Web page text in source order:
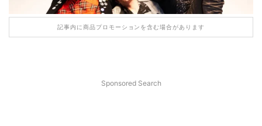
記事内に商品プロモーションを含む場合があります
Sponsored Search